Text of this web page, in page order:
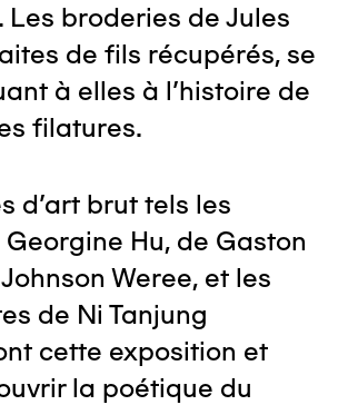
broderies de Jules
de fils récupérés, se
à elles à l’histoire de
filatures.
d’art brut tels les
Hu, de Gaston
Weree, et les
de Ni Tanjung
cette exposition et
la poétique du